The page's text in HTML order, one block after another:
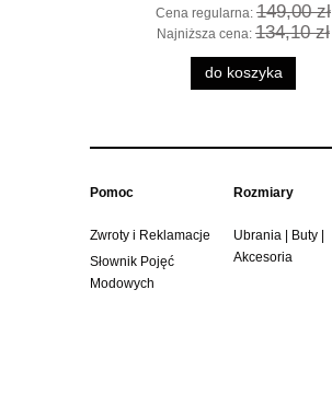
Cena regularna: 149,00 zł
Najniższa cena: 134,10 zł
do koszyka
Pomoc
Zwroty i Reklamacje
Słownik Pojęć
Modowych
Rozmiary
Ubrania | Buty |
Akcesoria